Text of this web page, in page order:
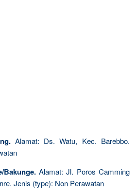
Alamat: Ds. Watu, Kec. Barebbo.
Bakunge.Alamat: Jl. Poros Camming
Jenis (type): Non Perawatan